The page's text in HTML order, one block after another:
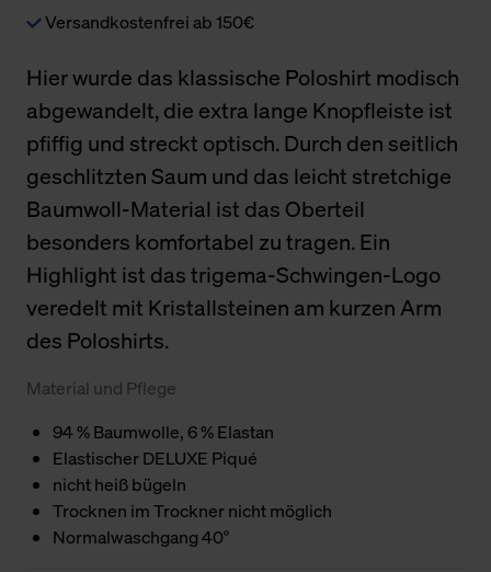
Versandkostenfrei ab 150€
Hier wurde das klassische Poloshirt modisch
abgewandelt, die extra lange Knopfleiste ist
pfiffig und streckt optisch. Durch den seitlich
geschlitzten Saum und das leicht stretchige
Baumwoll-Material ist das Oberteil
besonders komfortabel zu tragen. Ein
Highlight ist das trigema-Schwingen-Logo
veredelt mit Kristallsteinen am kurzen Arm
des Poloshirts.
Material und Pflege
94 % Baumwolle, 6 % Elastan
Elastischer DELUXE Piqué
nicht heiß bügeln
Trocknen im Trockner nicht möglich
Normalwaschgang 40°